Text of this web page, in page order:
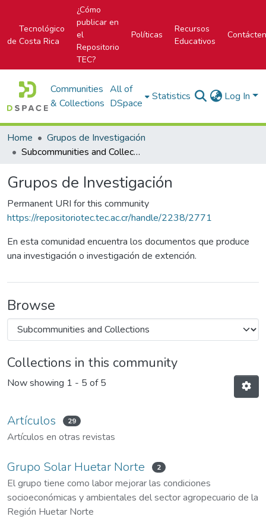
Tecnológico
de Costa Rica
¿Cómo
publicar en
el
Repositorio
TEC?
Políticas
Recursos
Educativos
Communities
& Collections
All of
DSpace
Statistics Log In
Home
Grupos de Investigación
Subcommunities and Collections
Grupos de Investigación
Permanent URI for this community
https://repositoriotec.tec.ac.cr/handle/2238/2771
En esta comunidad encuentra los documentos que produce
una investigación o investigación de extención.
Browse
Collections in this community
Now showing 1 - 5 of 5
Artículos 29
Artículos en otras revistas
Grupo Solar Huetar Norte 2
El grupo tiene como labor mejorar las condiciones
socioeconómicas y ambientales del sector agropecuario de la
Región Huetar Norte